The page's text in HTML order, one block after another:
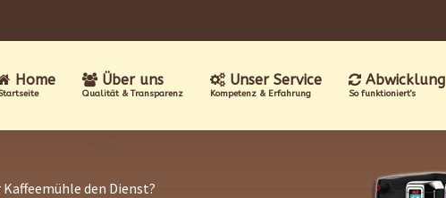
Home Über uns
Qualität & Transparenz
Unser Service
Kompetenz & Erfahrung
Abwicklung
So funktioniert's
den Dienst?